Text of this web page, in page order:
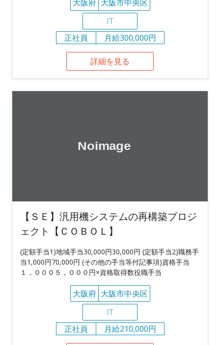
大阪府 大阪市中央区
IT
正社員
月給300,000円
詳細を見る
【ＳＥ】汎用機システムの再構築プロジ
ェクト【ＣＯＢＯＬ】
(定額手当1)地域手当30,000円30,000円 (定額手当2)職務手
当1,000円70,000円 (その他の手当等付記事項)資格手当
１，０００５，０００円×資格取得数役職手当
大阪府 大阪市中央区
IT
正社員
月給210,000円